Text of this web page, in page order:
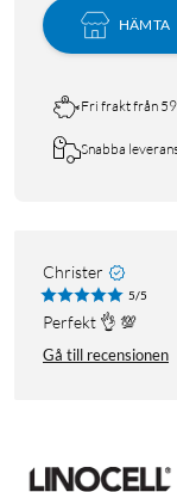
HÄMTA
Fri frakt från
Snabba
Christer
5/5
Perfekt 👌 💯
Gå till recensionen